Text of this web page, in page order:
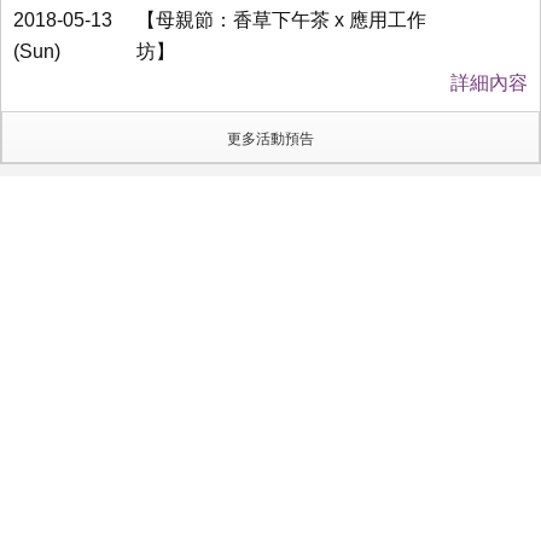
2018-05-13
(Sun)
【母親節：香草下午茶 x 應用工作
坊】
詳細內容
更多活動預告